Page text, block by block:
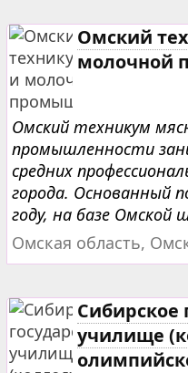
Омский
молочной
Омский техникум
промышленности
средних
города. Основанный
году, на базе Омской
Омская область,
Сибирское
училище